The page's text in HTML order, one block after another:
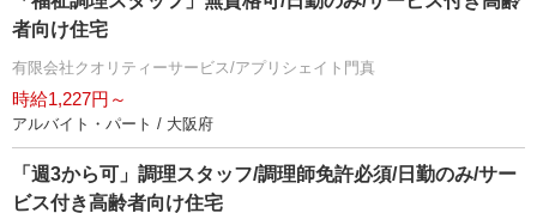
者向け住宅
有限会社クオリティーサービス/アプリシェイト門真
時給1,227円～
アルバイト・パート / 大阪府
「週3から可」調理スタッフ/調理師免許必須/日勤のみ/サー
ビス付き高齢者向け住宅